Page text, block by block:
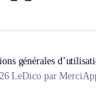
générales
LeDico par